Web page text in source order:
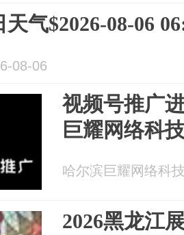
气$2026-08-06
08-06
视频号推广
巨耀网络科
哈尔滨巨耀网络科
2026黑龙江